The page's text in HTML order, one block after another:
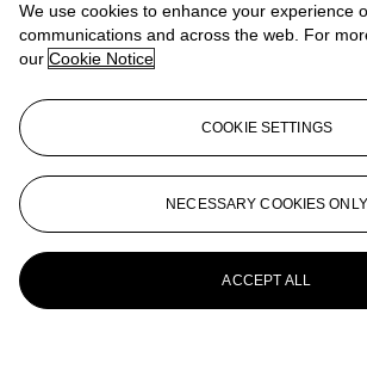
View All
View All
We use cookies to enhance your experience
communications and across the web. For
our Cookie Notice
COOKIE SETTINGS
NECESSARY COOKIES ONLY
ACCEPT ALL